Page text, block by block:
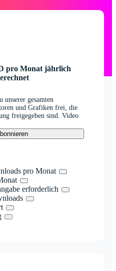
pro Monat jährlich
unserer gesamten
und Grafiken frei, die
freigegeben sind. Video
pro Monat
erforderlich